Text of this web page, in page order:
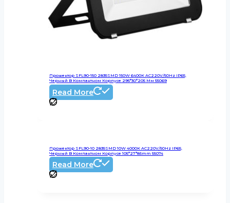
Прожектор SFL90-150 2835SMD 150W 6400K AC220V/50Hz IP65,
Черный В Компактном Корпусе 295*30*205 Мм 55069
Read More
Прожектор SFL90-10 2835SMD 10W 4000K AC220V/50Hz IP65,
Черный В Компактном Корпусе 105*27*85mm 55074
Read More